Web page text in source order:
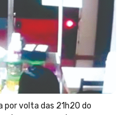
por volta das 21h20 do